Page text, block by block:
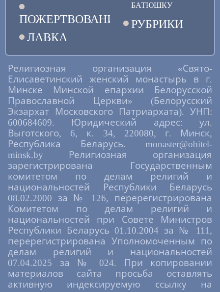
ПОЖЕРТВОВАНИЯ
ЛАВКА
БАТЮШКУ
РУБРИКИ
Религиозная организация «Свято-
Елисаветинский женский монастырь в г.
Минске Минской епархии Белорусской
Православной Церкви» (Белорусский
Экзархат Московского Патриархата). УНП:
600684609. Юридический адрес: ул.
Выготского, 6, к. 34, 220080, г. Минск,
Республика Беларусь. monaster@obitel-
minsk.by Религиозная организация
зарегистрирована Государственным
комитетом по делам религий и
национальностей Республики Беларусь
08.02.2000 за № 126, перерегистрирована
Комитетом по делам религий и
национальностей при Совете Министров
Республики Беларусь 01.10.2004 за № 111,
перерегистрирована Уполномоченным по
делам религий и национальностей
07.04.2025 за № 024. При копировании
материалов сайта просьба оставлять
активную индексируемую ссылку на